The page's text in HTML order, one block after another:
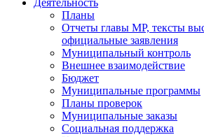
Деятельность
Планы
Отчеты главы МР, тексты
официальные заявления
Муниципальный контроль
Внешнее взаимодействие
Бюджет
Муниципальные программы
Планы проверок
Муниципальные заказы
Социальная поддержка